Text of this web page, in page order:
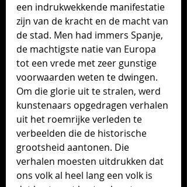
een indrukwekkende manifestatie
zijn van de kracht en de macht van
de stad. Men had immers Spanje,
de machtigste natie van Europa
tot een vrede met zeer gunstige
voorwaarden weten te dwingen.
Om die glorie uit te stralen, werd
kunstenaars opgedragen verhalen
uit het roemrijke verleden te
verbeelden die de historische
grootsheid aantonen. Die
verhalen moesten uitdrukken dat
ons volk al heel lang een volk is